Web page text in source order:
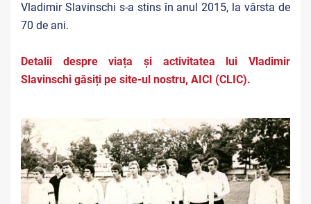
Vladimir Slavinschi s-a stins în anul 2015, la vârsta de
70 de ani.
Detalii despre viața și activitatea lui Vladimir
Slavinschi găsiți pe site-ul nostru, AICI (CLIC).